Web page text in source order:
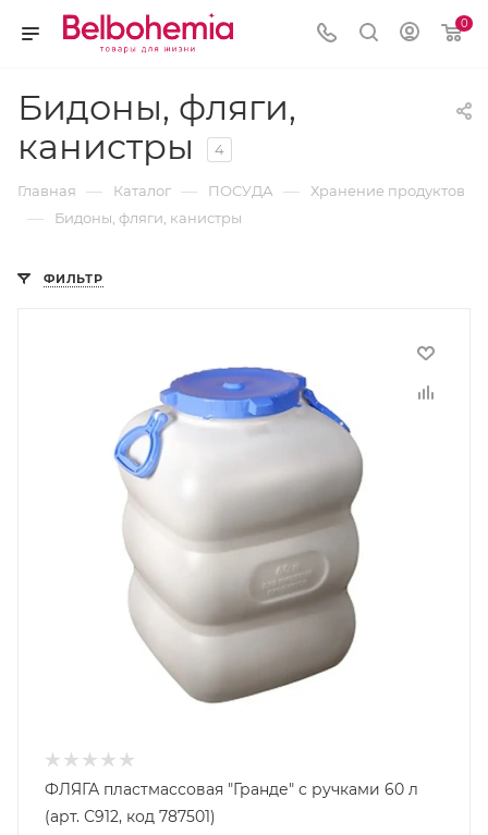
0
Бидоны, фляги,
канистры
4
Главная — Каталог — ПОСУДА — Хранение продуктов
— Бидоны, фляги, канистры
ФИЛЬТР
ФЛЯГА пластмассовая "Гранде" с ручками 60 л
(арт. С912, код 787501)